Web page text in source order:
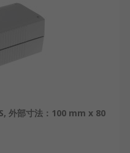
外部寸法：100 mm x 80